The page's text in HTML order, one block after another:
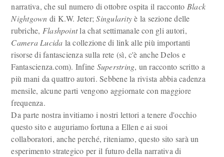
narrativa, che sul numero di ottobre ospita il racconto Black
Nightgown di K.W. Jeter;Singularityè la sezione delle
rubriche, Flashpointla chat settimanale con gli autori,
Camera Lucida la collezione di link alle più importanti
risorse di fantascienza sulla rete (sì, c'è anche Delos e
Fantascienza.com). Infine Superstring, un racconto scritto a
più mani da quattro autori. Sebbene la rivista abbia cadenza
mensile, alcune parti vengono aggiornate con maggiore
frequenza.
Da parte nostra invitiamo i nostri lettori a tenere d'occhio
questo sito e auguriamo fortuna a Ellen e ai suoi
collaboratori, anche perché, riteniamo, questo sito sarà un
esperimento strategico per il futuro della narrativa di